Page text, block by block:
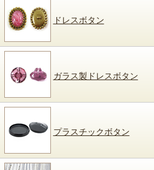
ドレスボタン
ガラス製ドレスボタン
プラスチックボタン